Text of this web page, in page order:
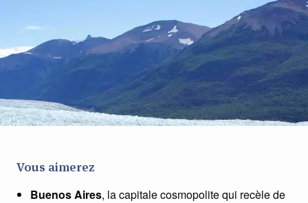
Vous aimerez
Buenos Aires, la capitale cosmopolite qui recèle de